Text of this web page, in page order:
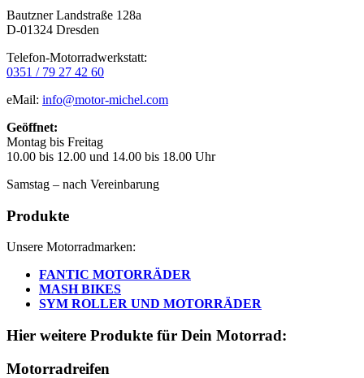
Bautzner Landstraße 128a
D-01324 Dresden
Telefon-Motorradwerkstatt:
0351 / 79 27 42 60
eMail: info@motor-michel.com
Geöffnet:
Montag bis Freitag
10.00 bis 12.00 und 14.00 bis 18.00 Uhr
Samstag – nach Vereinbarung
Produkte
Unsere Motorradmarken:
FANTIC MOTORRÄDER
MASH BIKES
SYM ROLLER UND MOTORRÄDER
Hier weitere Produkte für Dein Motorrad:
Motorradreifen